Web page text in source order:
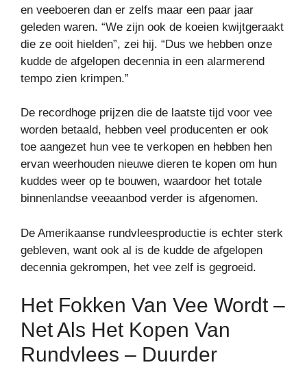
en veeboeren dan er zelfs maar een paar jaar
geleden waren. “We zijn ook de koeien kwijtgeraakt
die ze ooit hielden”, zei hij. “Dus we hebben onze
kudde de afgelopen decennia in een alarmerend
tempo zien krimpen.”
De recordhoge prijzen die de laatste tijd voor vee
worden betaald, hebben veel producenten er ook
toe aangezet hun vee te verkopen en hebben hen
ervan weerhouden nieuwe dieren te kopen om hun
kuddes weer op te bouwen, waardoor het totale
binnenlandse veeaanbod verder is afgenomen.
De Amerikaanse rundvleesproductie is echter sterk
gebleven, want ook al is de kudde de afgelopen
decennia gekrompen, het vee zelf is gegroeid.
Het Fokken Van Vee Wordt –
Net Als Het Kopen Van
Rundvlees – Duurder